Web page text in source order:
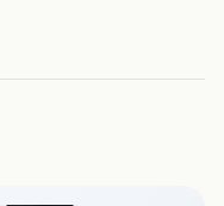
le repas avec
recette classique.